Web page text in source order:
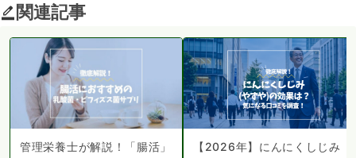
関連記事
管理栄養士が解説！「腸活」
【2026年】にんにくしじみ